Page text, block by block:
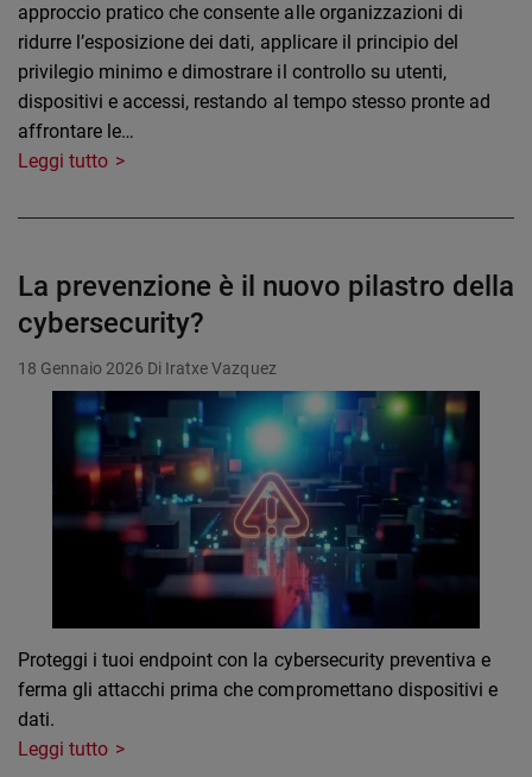
approccio pratico che consente alle organizzazioni di
ridurre l’esposizione dei dati, applicare il principio del
privilegio minimo e dimostrare il controllo su utenti,
dispositivi e accessi, restando al tempo stesso pronte ad
affrontare le…
Leggi tutto
La prevenzione è il nuovo pilastro della
cybersecurity?
18 Gennaio 2026 Di Iratxe Vazquez
Proteggi i tuoi endpoint con la cybersecurity preventiva e
ferma gli attacchi prima che compromettano dispositivi e
dati.
Leggi tutto